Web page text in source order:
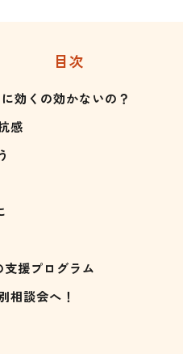
目次
効くの効かないの？
感
援プログラム
相談会へ！